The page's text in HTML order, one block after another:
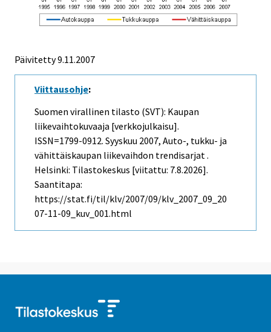
Päivitetty9.11.2007
Viittausohje:
Suomen virallinen tilasto (SVT): Kaupan
liikevaihtokuvaaja [verkkojulkaisu].
ISSN=1799-0912. Syyskuu 2007, Auto-, tukku- ja
vähittäiskaupan liikevaihdon trendisarjat .
Helsinki: Tilastokeskus [viitattu: 7.8.2026].
Saantitapa:
https://stat.fi/til/klv/2007/09/klv_2007_09_20
07-11-09_kuv_001.html